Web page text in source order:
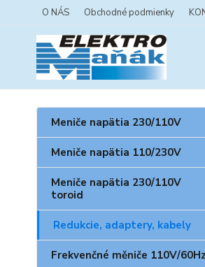
O NÁS Obchodné podmienky
Meniče napätia 230/110V
Meniče napätia 110/230V
Meniče napätia 230/110V
toroid
Redukcie, adaptery, kabely
Frekvenčné měniče 110V/60Hz